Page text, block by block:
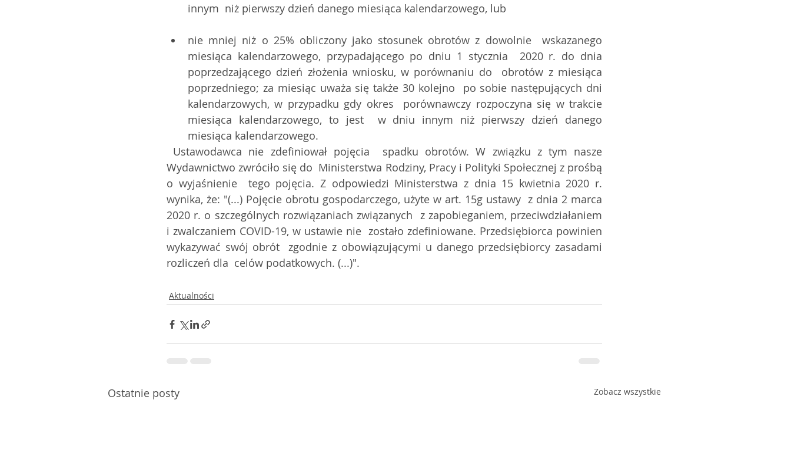
innym  niż pierwszy dzień danego miesiąca kalendarzowego, lub
nie mniej niż o 25% obliczony jako stosunek obrotów z dowolnie  wskazanego
miesiąca kalendarzowego, przypadającego po dniu 1 stycznia  2020 r. do dnia
poprzedzającego dzień złożenia wniosku, w porównaniu do  obrotów z miesiąca
poprzedniego; za miesiąc uważa się także 30 kolejno  po sobie następujących dni
kalendarzowych, w przypadku gdy okres  porównawczy rozpoczyna się w trakcie
miesiąca kalendarzowego, to jest  w dniu innym niż pierwszy dzień danego
miesiąca kalendarzowego.
Wydawnictwo zwróciło się do  Ministerstwa Rodziny, Pracy i Polityki Społecznej z prośbą
o wyjaśnienie  tego pojęcia. Z odpowiedzi Ministerstwa z dnia 15 kwietnia 2020 r.
wynika, że: "(...) Pojęcie obrotu gospodarczego, użyte w art. 15g ustawy  z dnia 2 marca
2020 r. o szczególnych rozwiązaniach związanych  z zapobieganiem, przeciwdziałaniem
i zwalczaniem COVID-19, w ustawie nie  zostało zdefiniowane. Przedsiębiorca powinien
wykazywać swój obrót  zgodnie z obowiązującymi u danego przedsiębiorcy zasadami
rozliczeń dla  celów podatkowych. (...)".
Aktualności
Ostatnie posty Zobacz wszystkie